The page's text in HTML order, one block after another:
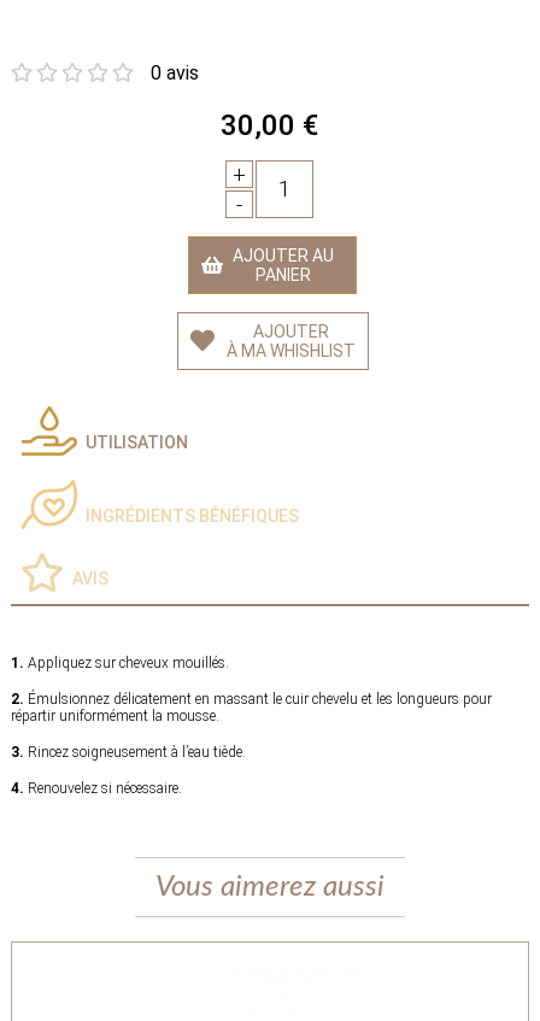
0 avis
30,00 €
+
-
1
AJOUTER AU
PANIER
AJOUTER
À MA WHISHLIST
UTILISATION
INGRÉDIENTS BÉNÉFIQUES
AVIS
1. Appliquez sur cheveux mouillés.
2. Émulsionnez délicatement en massant le cuir chevelu et les longueurs pour
répartir uniformément la mousse.
3. Rincez soigneusement à l’eau tiède.
4. Renouvelez si nécessaire.
Vous aimerez aussi